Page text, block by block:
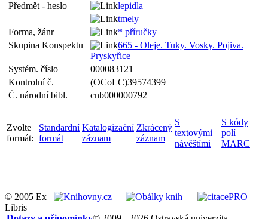
Předmět - heslo
lepidla
tmely
Forma, žánr
* příručky
Skupina Konspektu
665 - Oleje. Tuky. Vosky. Pojiva.
Pryskyřice
Systém. číslo
000083121
Kontrolní č.
(OCoLC)39574399
Č. národní bibl.
cnb000000792
Zvolte
formát:
Standardní
formát
Katalogizační
záznam
Zkrácený
záznam
S
textovými
návěštími
S kódy
polí
MARC
© 2005 Ex
Libris